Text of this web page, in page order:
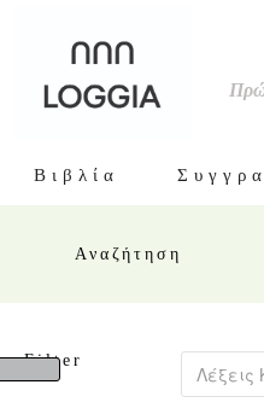
Βιβλία
Αναζήτηση
Filter